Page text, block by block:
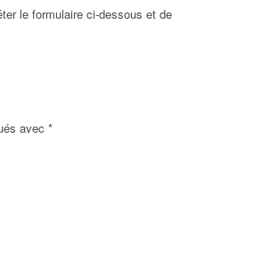
le formulaire ci-dessous et de
avec *